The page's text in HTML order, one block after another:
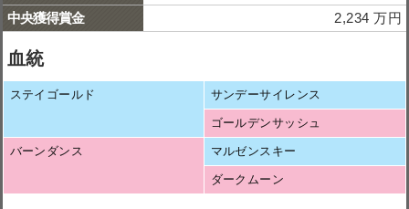
中央獲得賞金
2,234 万円
血統
ステイゴールド サンデーサイレンス
ゴールデンサッシュ
バーンダンス マルゼンスキー
ダークムーン